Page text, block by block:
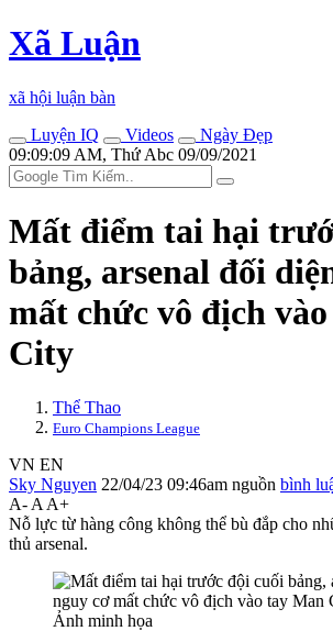
Xã Luận
xã hội luận bàn
Luyện IQ
Videos
Ngày Đẹp
09:09:09 AM, Thứ Abc 09/09/2021
Mất điểm tai hại
bảng, ars‌enal đối
mất chức vô địch
City
Thể Thao
Euro Champions League
VN EN
Sky Nguyen 22/04/23 09:46am nguồn bình
A- A A+
Nỗ lực từ hàng công không thể bù đắp cho
thủ ars‌enal.
Ảnh minh họa